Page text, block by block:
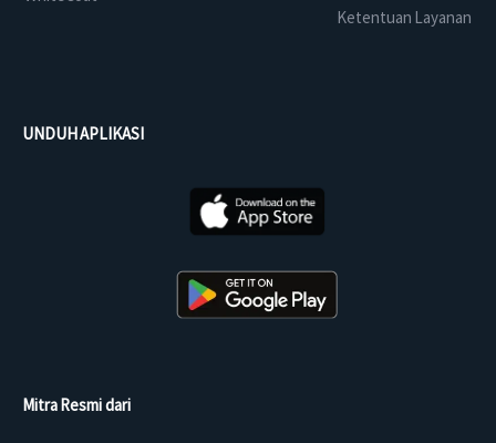
Ketentuan Layanan
UNDUH APLIKASI
Mitra Resmi dari